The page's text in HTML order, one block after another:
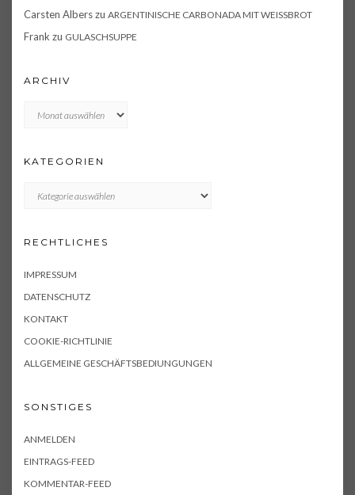
Carsten Alberszu ARGENTINISCHE CARBONADA MIT WEISSBROT
Frankzu GULASCHSUPPE
ARCHIV
KATEGORIEN
RECHTLICHES
IMPRESSUM
DATENSCHUTZ
KONTAKT
COOKIE-RICHTLINIE
ALLGEMEINE GESCHÄFTSBEDIUNGUNGEN
SONSTIGES
ANMELDEN
EINTRAGS-FEED
KOMMENTAR-FEED